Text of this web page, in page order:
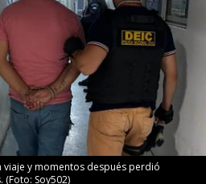
y momentos después perdió
Soy502)